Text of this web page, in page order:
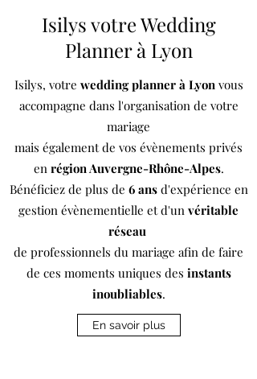
Isilys votre Wedding
Planner à Lyon
Isilys, votre wedding planner à Lyon vous
accompagne dans l'organisation de votre
mariage
mais également de vos évènements privés
en région Auvergne-Rhône-Alpes.
Bénéficiez de plus de 6 ansd'expérience en
gestion évènementielle et d'un véritable
réseau
de professionnels du mariage afin de faire
de ces moments uniques des instants
inoubliables.
En savoir plus